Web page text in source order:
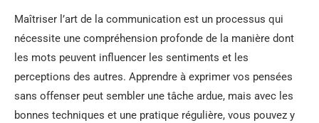
Maîtriser l’art de la communication est un processus qui
nécessite une compréhension profonde de la manière dont
les mots peuvent influencer les sentiments et les
perceptions des autres. Apprendre à exprimer vos pensées
sans offenser peut sembler une tâche ardue, mais avec les
bonnes techniques et une pratique régulière, vous pouvez y